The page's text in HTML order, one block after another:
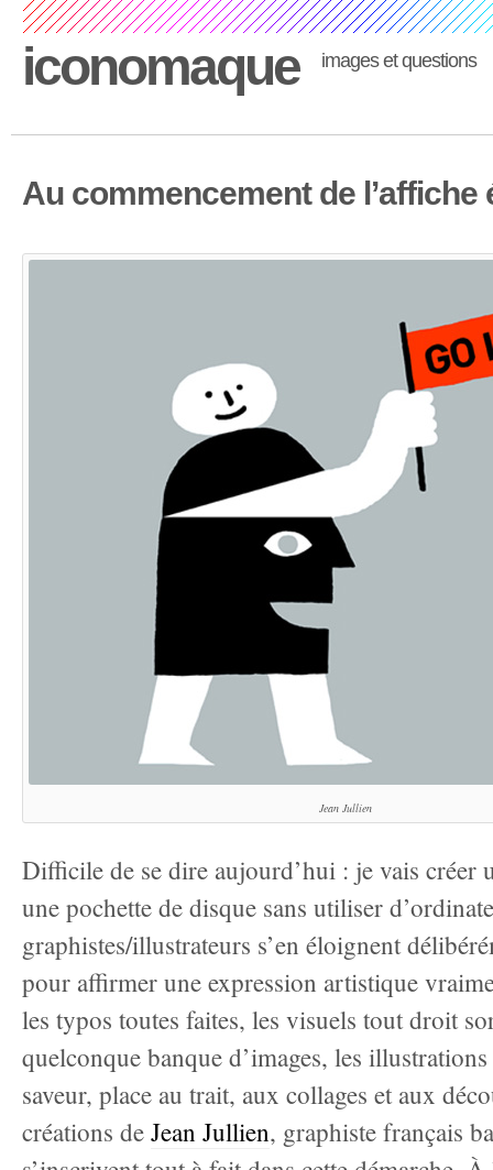
iconomaque images et questions
Au commencement de
Jean Jullien
Difficile de se dire aujourd’hui : je vais créer
une pochette de disque sans utiliser
graphistes/illustrateurs s’en éloignent
pour affirmer une expression artistique
les typos toutes faites, les visuels tout droit
quelconque banque d’images, les
saveur, place au trait, aux collages et aux
créations de Jean Jullien, graphiste français